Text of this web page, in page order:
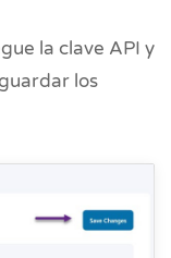
la clave API y
los